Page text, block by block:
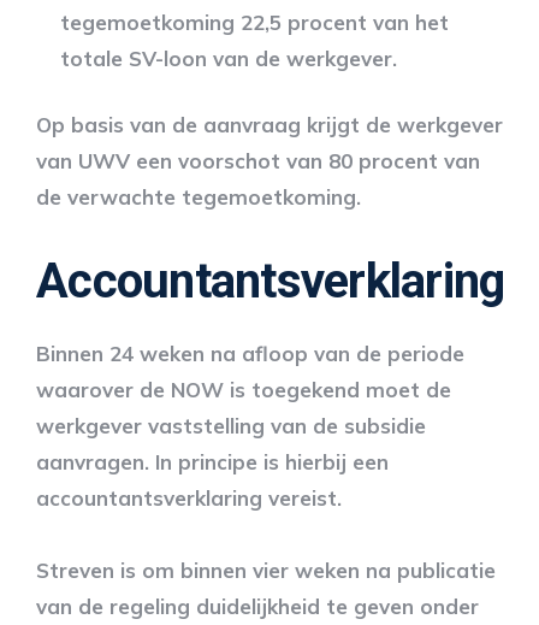
tegemoetkoming 22,5 procent van het
totale SV-loon van de werkgever.
Op basis van de aanvraag krijgt de werkgever
van UWV een voorschot van 80 procent van
de verwachte tegemoetkoming.
Accountantsverklaring
Binnen 24 weken na afloop van de periode
waarover de NOW is toegekend moet de
werkgever vaststelling van de subsidie
aanvragen. In principe is hierbij een
accountantsverklaring vereist.
Streven is om binnen vier weken na publicatie
van de regeling duidelijkheid te geven onder